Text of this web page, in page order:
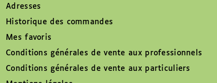
Adresses
Historique des commandes
Mes favoris
Conditions générales de vente aux professionnels
Conditions générales de vente aux particuliers